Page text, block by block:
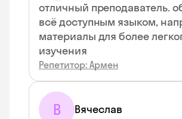
отличный преподаватель.
всё доступным языком,
материалы для более
изучения
Репетитор: Армен
В Вячеслав